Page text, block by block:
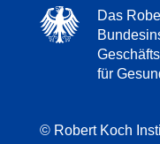
Das
für
© Robert Koch